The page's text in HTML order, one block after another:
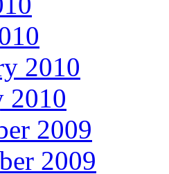
2010
2010
2009
2009